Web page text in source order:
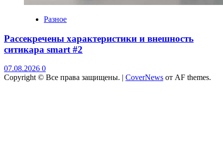
Разное
Рассекречены характеристики и внешность
ситикара smart #2
07.08.2026 0
Copyright © Все права защищены. | CoverNews от AF themes.